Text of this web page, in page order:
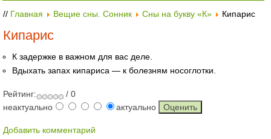
// Главная Вещие сны. Сонник Сны на букву «К» Кипарис
Кипарис
К задержке в важном для вас деле.
Вдыхать запах кипариса — к болезням носоглотки.
Рейтинг:
/ 0
неактуально
актуально
Добавить комментарий